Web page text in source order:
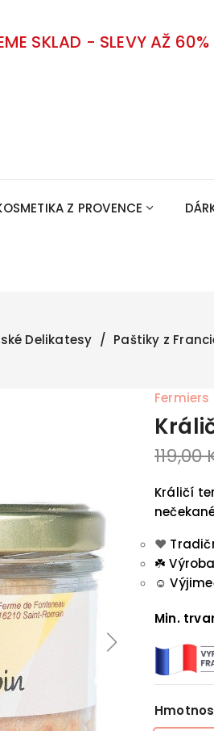
SKLAD - SLEVY AŽ
Z PROVENCE
Delikatesy Paštiky z
119,00
Králičí
❤️
☘️
☺️
Min.